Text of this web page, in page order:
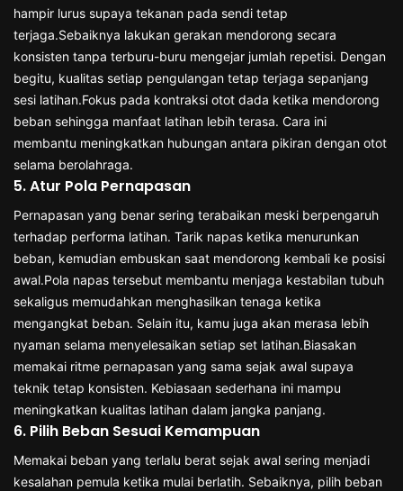
hampir lurus supaya tekanan pada sendi tetap
terjaga.Sebaiknya lakukan gerakan mendorong secara
konsisten tanpa terburu-buru mengejar jumlah repetisi. Dengan
begitu, kualitas setiap pengulangan tetap terjaga sepanjang
sesi latihan.Fokus pada kontraksi otot dada ketika mendorong
beban sehingga manfaat latihan lebih terasa. Cara ini
membantu meningkatkan hubungan antara pikiran dengan otot
selama berolahraga.
5. Atur Pola Pernapasan
Pernapasan yang benar sering terabaikan meski berpengaruh
terhadap performa latihan. Tarik napas ketika menurunkan
beban, kemudian embuskan saat mendorong kembali ke posisi
awal.Pola napas tersebut membantu menjaga kestabilan tubuh
sekaligus memudahkan menghasilkan tenaga ketika
mengangkat beban. Selain itu, kamu juga akan merasa lebih
nyaman selama menyelesaikan setiap set latihan.Biasakan
memakai ritme pernapasan yang sama sejak awal supaya
teknik tetap konsisten. Kebiasaan sederhana ini mampu
meningkatkan kualitas latihan dalam jangka panjang.
6. Pilih Beban Sesuai Kemampuan
Memakai beban yang terlalu berat sejak awal sering menjadi
kesalahan pemula ketika mulai berlatih. Sebaiknya, pilih beban